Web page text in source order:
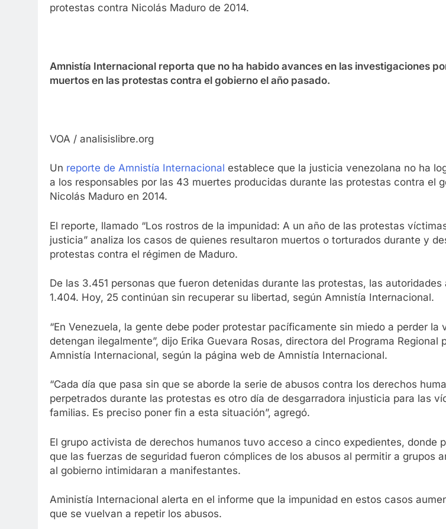
protestas contra Nicolás Maduro de 2014.
Amnistía Internacional reporta que no ha habido avances en las investigaciones
muertos en las protestas contra el gobierno el año pasado.
VOA / analisislibre.org
Un reporte de Amnistía Internacional establece que la justicia venezolana no ha
a los responsables por las 43 muertes producidas durante las protestas contra el
Nicolás Maduro en 2014.
El reporte, llamado “Los rostros de la impunidad: A un año de las protestas
justicia” analiza los casos de quienes resultaron muertos o torturados durante y
protestas contra el régimen de Maduro.
De las 3.451 personas que fueron detenidas durante las protestas, las autoridades
1.404. Hoy, 25 continúan sin recuperar su libertad, según Amnistía Internacional.
“En Venezuela, la gente debe poder protestar pacíficamente sin miedo a perder la
detengan ilegalmente”, dijo Erika Guevara Rosas, directora del Programa Regional
Amnistía Internacional, según la página web de Amnistía Internacional.
“Cada día que pasa sin que se aborde la serie de abusos contra los derechos
perpetrados durante las protestas es otro día de desgarradora injusticia para las
familias. Es preciso poner fin a esta situación”, agregó.
El grupo activista de derechos humanos tuvo acceso a cinco expedientes, donde
que las fuerzas de seguridad fueron cómplices de los abusos al permitir a grupos
al gobierno intimidaran a manifestantes.
Aministía Internacional alerta en el informe que la impunidad en estos casos
que se vuelvan a repetir los abusos.